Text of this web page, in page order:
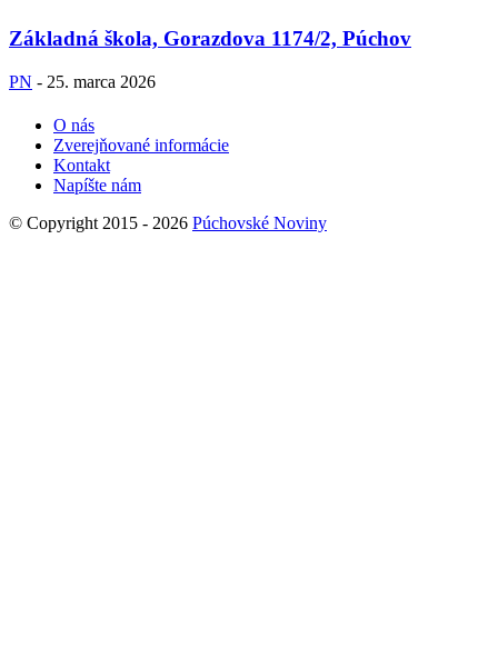
Základná škola, Gorazdova 1174/2, Púchov
PN - 25. marca 2026
O nás
Zverejňované informácie
Kontakt
Napíšte nám
© Copyright 2015 - 2026 Púchovské Noviny